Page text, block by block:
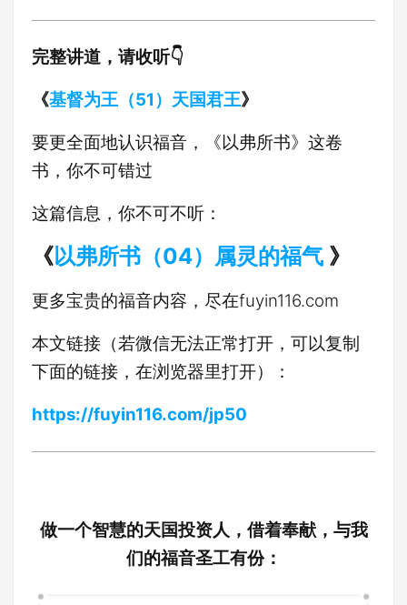
完整讲道，请收听👇
《基督为王（51）天国君王》
要更全面地认识福音，《以弗所书》这卷
书，你不可错过
这篇信息，你不可不听：
《以弗所书（04）属灵的福气 》
更多宝贵的福音内容，尽在fuyin116.com
本文链接（若微信无法正常打开，可以复制
下面的链接，在浏览器里打开）：
https://fuyin116.com/jp50
做一个智慧的天国投资人，借着奉献，与我
们的福音圣工有份：